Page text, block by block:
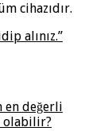
cihazıdır.
alınız.”
en değerli
olabilir?